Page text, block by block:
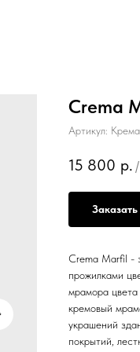
Crema
Артикул:
15 800 р. /
Заказать
Crema Marfil -
прожилками
мрамора
кремовый
украшений
покрытий,